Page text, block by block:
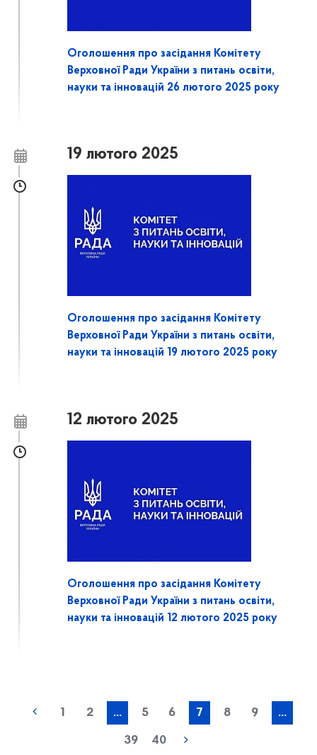
Оголошення про засідання Комітету
Верховної Ради України з питань освіти,
науки та інновацій 26 лютого 2025 року
19 лютого 2025
Оголошення про засідання Комітету
Верховної Ради України з питань освіти,
науки та інновацій 19 лютого 2025 року
12 лютого 2025
Оголошення про засідання Комітету
Верховної Ради України з питань освіти,
науки та інновацій 12 лютого 2025 року
1 2 ... 5 6 7 8 9 ...
39 40